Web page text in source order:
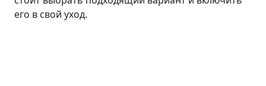
его в свой уход.